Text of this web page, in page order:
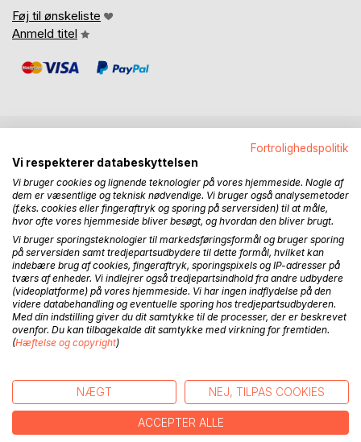
Føj til ønskeliste
Anmeld titel
BESKRIVELSE
Under den store restaurering af Lyngby kirke ved Brabrand,
Århus stift, dukkede der ganske uventet et af landets
ældste kalkmalerier op. Motivet viste sig at være to riddere
til hest i det øjeblik, hvor de mødes med fældede lanser.
I kirkens våbenhus findes en romansk gravsten med skrift
over en kvinde, kaldet Gertrud Gunni Albertsøns hustru. Ved
at kæde rytterbillede, den romanske gravsten samt de
øvrige af kirkens stenrelieffer sammen med egnen og
tidens forhold, gives der et bud på en levende historie om,
som er (sandsynlig) fiktion. Men alt i alt et troværdigt
billede af Lyngbyegnen og dens beboere o. 1143.
Bogen er let læselig, og der følger en meget udførlig
Fortrolighedspolitik
Vi respekterer databeskyttelsen
Vi bruger cookies og lignende teknologier på vores hjemmeside. Nogle af
dem er væsentlige og teknisk nødvendige. Vi bruger også analysemetoder
(f.eks. cookies eller fingeraftryk og sporing på serversiden) til at måle,
hvor ofte vores hjemmeside bliver besøgt, og hvordan den bliver brugt.
Vi bruger sporingsteknologier til markedsføringsformål og bruger sporing
på serversiden samt tredjepartsudbydere til dette formål, hvilket kan
indebære brug af cookies, fingeraftryk, sporingspixels og IP-adresser på
tværs af enheder. Vi indlejrer også tredjepartsindhold fra andre udbydere
(videoplatforme) på vores hjemmeside. Vi har ingen indflydelse på den
videre databehandling og eventuelle sporing hos tredjepartsudbyderen.
Med din indstilling giver du dit samtykke til de processer, der er beskrevet
ovenfor. Du kan tilbagekalde dit samtykke med virkning for fremtiden.
(Hæftelse og copyright)
NÆGT NEJ, TILPAS COOKIES
ACCEPTER ALLE